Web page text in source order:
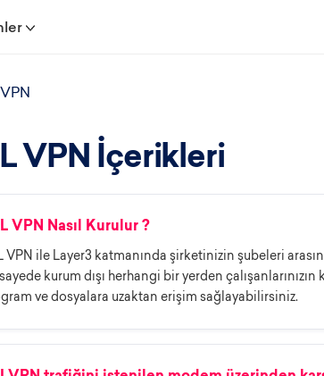
VPN
VPN İçerikleri
VPN Nasıl Kurulur ?
VPN ile Layer3 katmanında şirketinizin şubeleri
kurum dışı herhangi bir yerden
ve dosyalara uzaktan erişim sağlayabilirsiniz.